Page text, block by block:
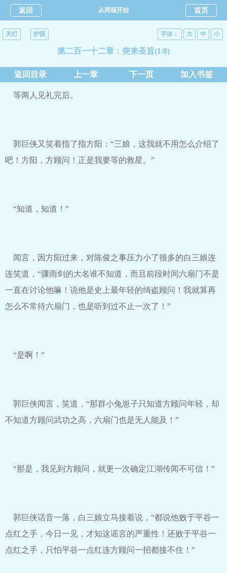
返回 从同福开始 首页
关灯 护眼 字体： 大 中 小
第二百一十二章：突来圣旨(1/8)
返回目录 上一章 下一页 加入书签
等两人见礼完后。
郭巨侠又笑着指了指方阳：“三娘，这我就不用怎么介绍了
吧！方阳，方顾问！正是我要等的救星。”
“知道，知道！”
闻言，因方阳过来，对陈俊之事压力小了很多的白三娘连
连笑道，“骤雨剑的大名谁不知道，而且前段时间六扇门不是
一直在讨论他嘛！说他是史上最年轻的缉盗顾问！我就算再
怎么不常待六扇门，也是听到过不止一次了！”
“是啊！”
郭巨侠闻言，笑道，“那群小兔崽子只知道方顾问年轻，却
不知道方顾问武功之高，六扇门也是无人能及！”
“那是，我见到方顾问，就更一次确定江湖传闻不可信！”
郭巨侠话音一落，白三娘立马接着说，“都说他败于平谷一
点红之手，今日一见，才知这谣言的严重性！还败于平谷一
点红之手，只怕平谷一点红连方顾问一招都接不住！”